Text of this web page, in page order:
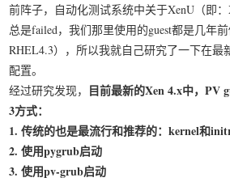
战与原理解析》
关于本博客
我要笑遍世界
前阵子，自动化测试系统中关于XenU（即：
总是failed，我们那里使用的guest都是几年
RHEL4.3），所以我就自己研究了一下在最
配置。
经过研究发现， 目前最新的Xen 4.x中，PV
3方式：
1. 传统的也是最流行和推荐的：kernel和
2. 使用pygrub启动
3. 使用pv-grub启动